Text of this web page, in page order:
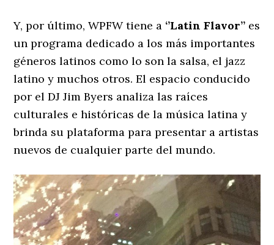
Y, por último, WPFW tiene a ‘’Latin Flavor’’ es
un programa dedicado a los más importantes
géneros latinos como lo son la salsa, el jazz
latino y muchos otros. El espacio conducido
por el DJ Jim Byers analiza las raíces
culturales e históricas de la música latina y
brinda su plataforma para presentar a artistas
nuevos de cualquier parte del mundo.